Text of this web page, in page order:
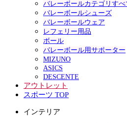
バレーボールカテゴリすべ
バレーボールシューズ
バレーボールウェア
レフェリー用品
ボール
バレーボール用サポーター
MIZUNO
ASICS
DESCENTE
アウトレット
スポーツ TOP
インテリア